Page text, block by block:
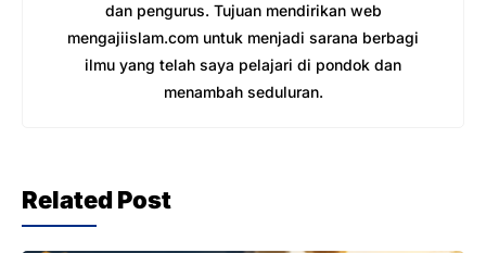
dan pengurus. Tujuan mendirikan web
mengajiislam.com untuk menjadi sarana berbagi
ilmu yang telah saya pelajari di pondok dan
menambah seduluran.
Related Post